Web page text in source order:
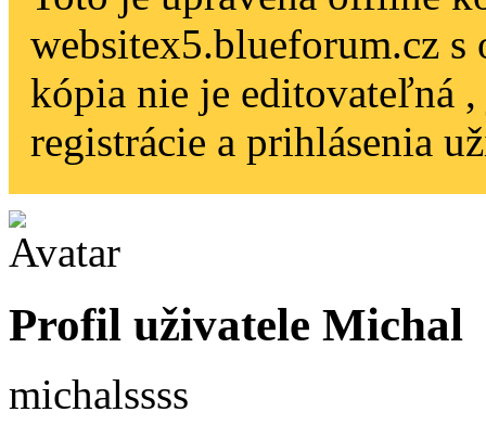
websitex5.blueforum.cz
kópia nie je editovateľná
registrácie a prihlásenia
Profil uživatele Michal
michalssss